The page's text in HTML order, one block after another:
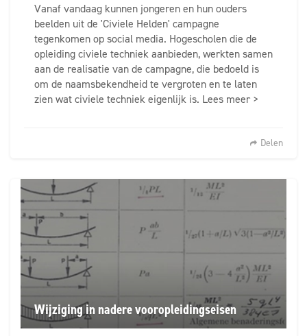
Vanaf vandaag kunnen jongeren en hun ouders
beelden uit de 'Civiele Helden' campagne
tegenkomen op social media. Hogescholen die de
opleiding civiele techniek aanbieden, werkten samen
aan de realisatie van de campagne, die bedoeld is
om de naamsbekendheid te vergroten en te laten
zien wat civiele techniek eigenlijk is. Lees meer >
Delen
Wijziging in nadere vooropleidingseisen